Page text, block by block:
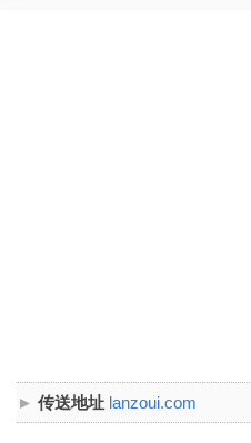
传送地址 lanzoui.com